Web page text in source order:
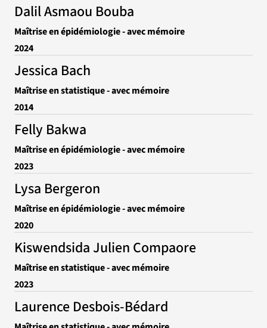
Dalil Asmaou Bouba
Maîtrise en épidémiologie - avec mémoire
2024
Jessica Bach
Maîtrise en statistique - avec mémoire
2014
Felly Bakwa
Maîtrise en épidémiologie - avec mémoire
2023
Lysa Bergeron
Maîtrise en épidémiologie - avec mémoire
2020
Kiswendsida Julien Compaore
Maîtrise en statistique - avec mémoire
2023
Laurence Desbois-Bédard